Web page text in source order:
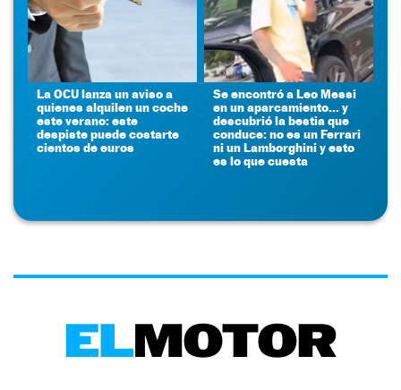
La OCU lanza un aviso a
quienes alquilen un coche
este verano: este
despiste puede costarte
cientos de euros
Se encontró a Leo Messi
en un aparcamiento... y
descubrió la bestia que
conduce: no es un Ferrari
ni un Lamborghini y esto
es lo que cuesta